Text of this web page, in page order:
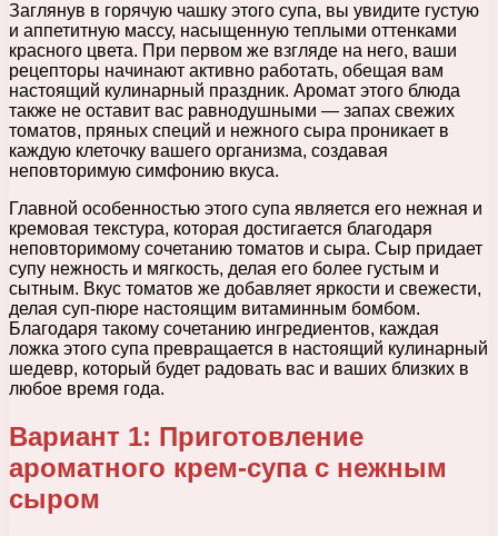
Заглянув в горячую чашку этого супа, вы увидите густую
и аппетитную массу, насыщенную теплыми оттенками
красного цвета. При первом же взгляде на него, ваши
рецепторы начинают активно работать, обещая вам
настоящий кулинарный праздник. Аромат этого блюда
также не оставит вас равнодушными — запах свежих
томатов, пряных специй и нежного сыра проникает в
каждую клеточку вашего организма, создавая
неповторимую симфонию вкуса.
Главной особенностью этого супа является его нежная и
кремовая текстура, которая достигается благодаря
неповторимому сочетанию томатов и сыра. Сыр придает
супу нежность и мягкость, делая его более густым и
сытным. Вкус томатов же добавляет яркости и свежести,
делая суп-пюре настоящим витаминным бомбом.
Благодаря такому сочетанию ингредиентов, каждая
ложка этого супа превращается в настоящий кулинарный
шедевр, который будет радовать вас и ваших близких в
любое время года.
Вариант 1: Приготовление
ароматного крем-супа с нежным
сыром